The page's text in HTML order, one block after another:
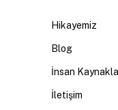
Hikayemiz
Blog
İnsan
İletişim